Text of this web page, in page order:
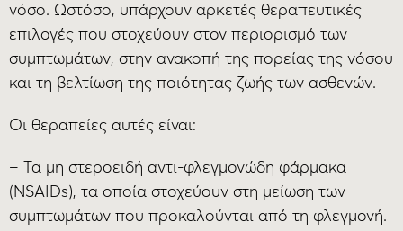
νόσο. Ωστόσο, υπάρχουν αρκετές θεραπευτικές
επιλογές που στοχεύουν στον περιορισμό των
συμπτωμάτων, στην ανακοπή της πορείας της νόσου
και τη βελτίωση της ποιότητας ζωής των ασθενών.
Οι θεραπείες αυτές είναι:
– Τα μη στεροειδή αντι-φλεγμονώδη φάρμακα
(NSAIDs), τα οποία στοχεύουν στη μείωση των
συμπτωμάτων που προκαλούνται από τη φλεγμονή.